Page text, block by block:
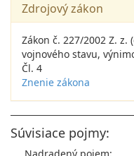
Zdrojový zákon
Zákon č. 227/2002 Z. z.
vojnového stavu,
Čl. 4
Znenie zákona
Súvisiace pojmy: